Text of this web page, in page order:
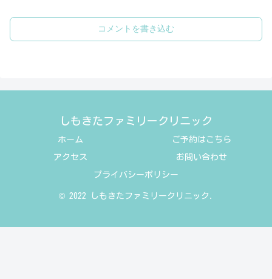
コメントを書き込む
しもきたファミリークリニック
ホーム ご予約はこちら
アクセス お問い合わせ
プライバシーポリシー
© 2022 しもきたファミリークリニック.